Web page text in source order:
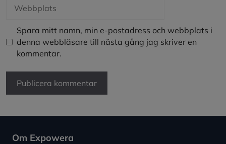
Spara mitt namn, min e-postadress och webbplats i
denna webbläsare till nästa gång jag skriver en
kommentar.
Om Expowera